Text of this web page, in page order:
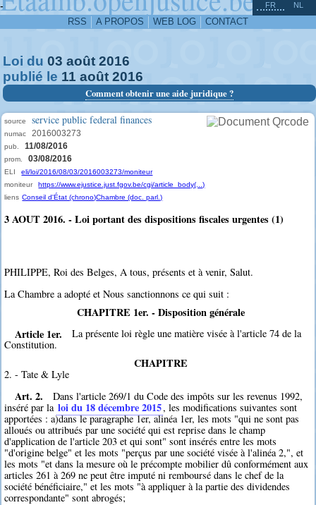
-
RSS A PROPOS WEB LOG CONTACT
FR NL
Loi du 03 août 2016
publié le 11 août 2016
Comment obtenir une aide juridique ?
source service public federal finances
numac 2016003273
pub. 11/08/2016
prom. 03/08/2016
ELI
eli/loi/2016/08/03/2016003273/moniteur
moniteur
https://www.ejustice.just.fgov.be/cgi/article_body(...)
liens Conseil d'État (chrono)Chambre (doc. parl.)
3 AOUT 2016. - Loi portant des dispositions fiscales urgentes (1)
PHILIPPE, Roi des Belges, A tous, présents et à venir, Salut.
La Chambre a adopté et Nous sanctionnons ce qui suit :
CHAPITRE 1er. - Disposition générale
Article 1er.
La présente loi règle une matière visée à l'article 74 de la
Constitution.
CHAPITRE
2. - Tate & Lyle
Art. 2.
Dans l'article 269/1 du Code des impôts sur les revenus 1992,
inséré par la loi du 18 décembre 2015, les modifications suivantes sont
apportées : a)dans le paragraphe 1er, alinéa 1er, les mots "qui ne sont pas
alloués ou attribués par une société qui est reprise dans le champ
d'application de l'article 203 et qui sont" sont insérés entre les mots
"d'origine belge" et les mots "perçus par une société visée à l'alinéa 2,", et
les mots "et dans la mesure où le précompte mobilier dû conformément aux
articles 261 à 269 ne peut être imputé ni remboursé dans le chef de la
société bénéficiaire," et les mots "à appliquer à la partie des dividendes
correspondante" sont abrogés;
^